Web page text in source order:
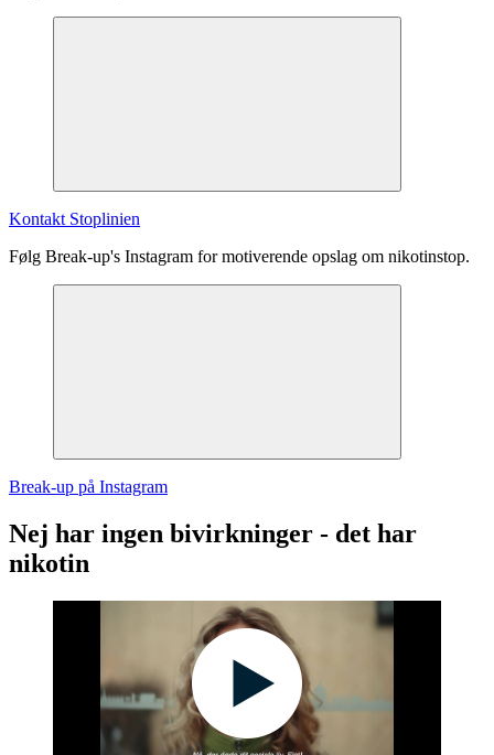
Kontakt Stoplinien
Følg Break-up's Instagram for motiverende opslag om nikotinstop.
Break-up på Instagram
Nej har ingen bivirkninger - det har
nikotin